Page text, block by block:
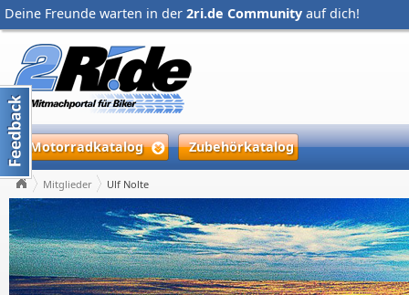
Deine Freunde warten in der 2ri.de Community auf dich!
Motorradkatalog Zubehörkatalog
Mitglieder Ulf Nolte